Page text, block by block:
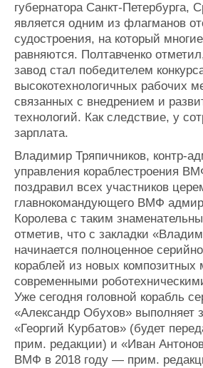
губернатора Санкт-Петербурга,
является одним из флагманов
судостроения, на который
равняются. Полтавченко
завод стал победителем
высокотехнологичных рабочих
связанных с внедрением и
технологий. Как следствие, у
зарплата.
Владимир Тряпичников, контр-
управления кораблестроения
поздравил всех участников
главнокомандующего ВМФ
Королева с таким
отметив, что с закладки
начинается полноценное
кораблей из новых композитных
современными
Уже сегодня головной корабль
«Александр Обухов» выполняет
«Георгий Курбатов» (будет
прим. редакции) и «Иван
ВМФ в 2018 году — прим.